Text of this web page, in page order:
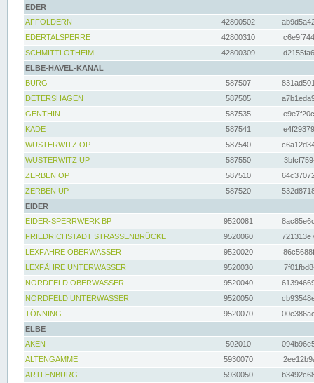
EDER
AFFOLDERN
42800502
EDERTALSPERRE
42800310
SCHMITTLOTHEIM
42800309
ELBE-HAVEL-KANAL
BURG
587507
DETERSHAGEN
587505
GENTHIN
587535
KADE
587541
WUSTERWITZ OP
587540
WUSTERWITZ UP
587550
ZERBEN OP
587510
ZERBEN UP
587520
EIDER
EIDER-SPERRWERK BP
9520081
FRIEDRICHSTADT STRASSENBRÜCKE
9520060
LEXFÄHRE OBERWASSER
9520020
LEXFÄHRE UNTERWASSER
9520030
NORDFELD OBERWASSER
9520040
NORDFELD UNTERWASSER
9520050
TÖNNING
9520070
ELBE
AKEN
502010
ALTENGAMME
5930070
ARTLENBURG
5930050